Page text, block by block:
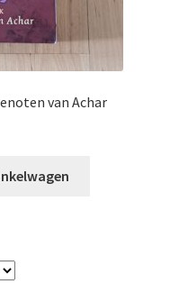
van Achar